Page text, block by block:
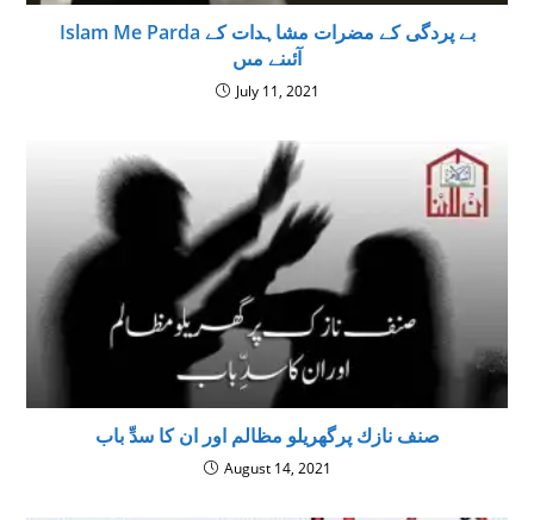
Islam Me Parda بے پردگى كے مضرات مشاہدات كے
آئىنے مىں
July 11, 2021
صنف نازك پرگھريلو مظالم اور ان كا سدِّ باب
August 14, 2021